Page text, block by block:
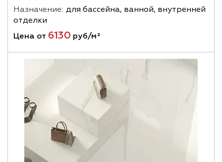
Назначение: для бассейна, ванной, внутренней
отделки
Цена от 6130 руб/м²